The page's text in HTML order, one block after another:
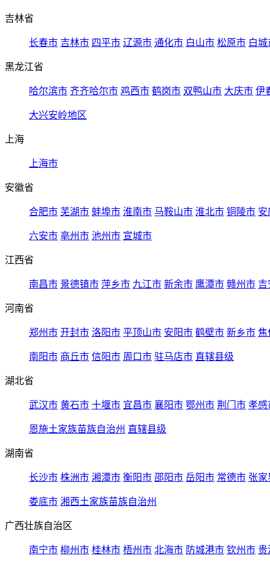
吉林省
长春市 吉林市 四平市 辽源市 通化市 白山市 松原市 白城
黑龙江省
哈尔滨市 齐齐哈尔市 鸡西市 鹤岗市 双鸭山市 大庆市 伊
大兴安岭地区
上海
上海市
安徽省
合肥市 芜湖市 蚌埠市 淮南市 马鞍山市 淮北市 铜陵市 安
六安市 亳州市 池州市 宣城市
江西省
南昌市 景德镇市 萍乡市 九江市 新余市 鹰潭市 赣州市 吉
河南省
郑州市 开封市 洛阳市 平顶山市 安阳市 鹤壁市 新乡市 焦
南阳市 商丘市 信阳市 周口市 驻马店市 直辖县级
湖北省
武汉市 黄石市 十堰市 宜昌市 襄阳市 鄂州市 荆门市 孝感
恩施土家族苗族自治州 直辖县级
湖南省
长沙市 株洲市 湘潭市 衡阳市 邵阳市 岳阳市 常德市 张家
娄底市 湘西土家族苗族自治州
广西壮族自治区
南宁市 柳州市 桂林市 梧州市 北海市 防城港市 钦州市 贵